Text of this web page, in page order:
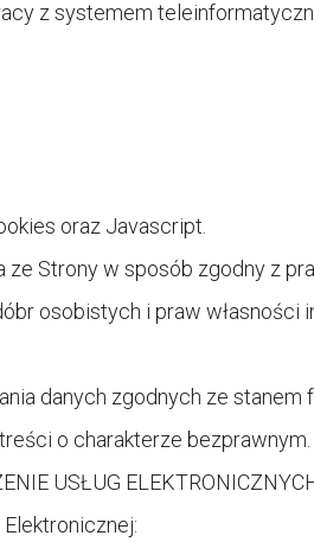
z systemem
oraz Javascript.
Strony w sposób zgodny z
osobistych i praw własności
danych zgodnych ze stanem
o charakterze bezprawnym.
USŁUG